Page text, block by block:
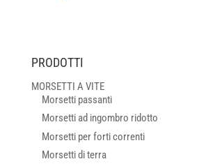
PRODOTTI
MORSETTI A VITE
Morsetti passanti
Morsetti ad ingombro ridotto
Morsetti per forti correnti
Morsetti di terra